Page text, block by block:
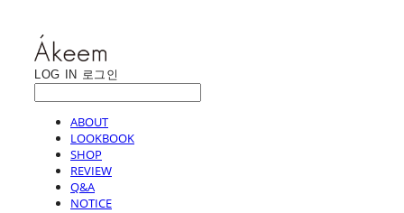
LOG IN 로그인
ABOUT
LOOKBOOK
SHOP
REVIEW
Q&A
NOTICE